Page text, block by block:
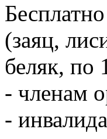
(заяц,
беляк, по
- членам
-